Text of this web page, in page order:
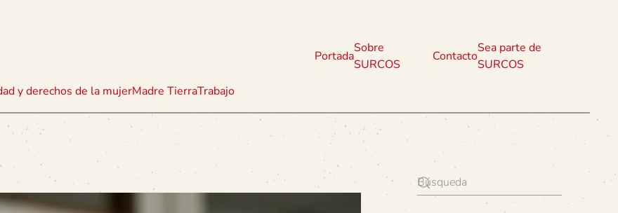
y derechos de la mujerMadre TierraTrabajo
Portada
Sobre
SURCOS
Contacto
Sea parte de
SURCOS